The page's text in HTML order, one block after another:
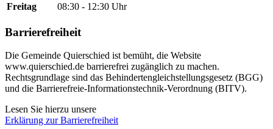
Freitag
08:30 - 12:30 Uhr
Barrierefreiheit
Die Gemeinde Quierschied ist bemüht, die Website
www.quierschied.de barrierefrei zugänglich zu machen.
Rechtsgrundlage sind das Behindertengleichstellungsgesetz (BGG)
und die Barrierefreie-Informationstechnik-Verordnung (BITV).
Lesen Sie hierzu unsere
Erklärung zur Barrierefreiheit